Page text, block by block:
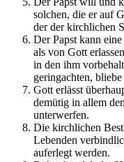
solchen, die er auf
der der kirchlichen
Der Papst kann
als von Gott
in den ihm
geringachten,
Gott erlässt
demütig in allem
unterwerfen.
Die kirchlichen
Lebenden
auferlegt werden.